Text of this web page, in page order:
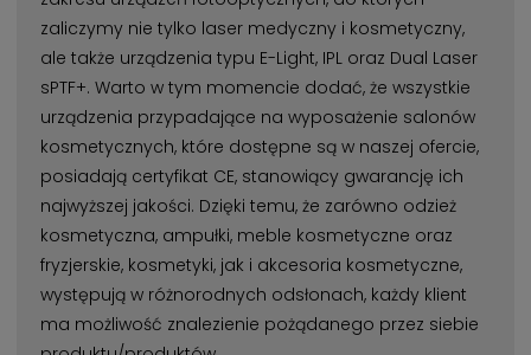
zaliczymy nie tylko laser medyczny i kosmetyczny,
ale także urządzenia typu E-Light, IPL oraz Dual Laser
sPTF+. Warto w tym momencie dodać, że wszystkie
urządzenia przypadające na wyposażenie salonów
kosmetycznych, które dostępne są w naszej ofercie,
posiadają certyfikat CE, stanowiący gwarancję ich
najwyższej jakości. Dzięki temu, że zarówno odzież
kosmetyczna, ampułki, meble kosmetyczne oraz
fryzjerskie, kosmetyki, jak i akcesoria kosmetyczne,
występują w różnorodnych odsłonach, każdy klient
ma możliwość znalezienie pożądanego przez siebie